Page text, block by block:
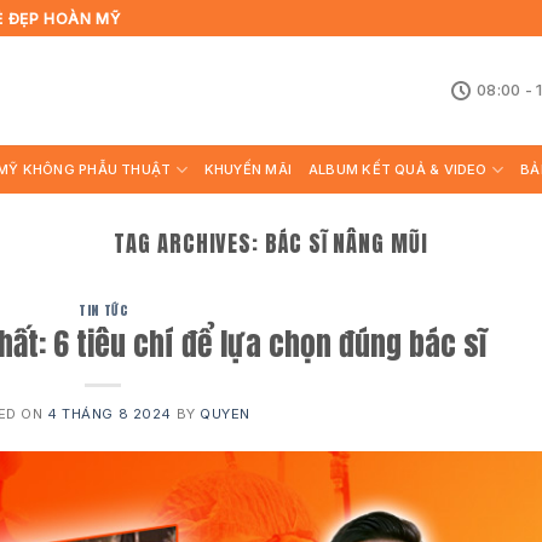
ĐẸP HOÀN MỸ
08:00 -
KHÔNG PHẪU THUẬT KHUYẾN MÃI ALBUM KẾT QUẢ & VIDEO
TAG ARCHIVES: BÁC SĨ NÂNG MŨI
TIN TỨC
6 tiêu chí để lựa chọn đúng bác sĩ
ON 4 THÁNG 8 2024 BY QUYEN